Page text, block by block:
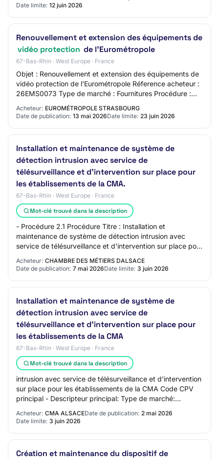
Date limite: 12 juin 2026
Renouvellement et extension des équipements de
vidéo protection de l'Eurométropole
67-Bas-Rhin · West Europe · France
Objet : Renouvellement et extension des équipements de
vidéo protection de l'Eurométropole Réference acheteur :
26EMS0073 Type de marché : Fournitures Procédure :
Procédure ouverte Code NUTS : FRF11…
Acheteur: EUROMÉTROPOLE STRASBOURG
Date de publication: 13 mai 2026Date limite: 23 juin 2026
Installation et maintenance de système de
détection intrusion avec service de
télésurveillance et d'intervention sur place pour
les établissements de la CMA.
67-Bas-Rhin · West Europe · France
Mot-clé trouvé dans la description
- Procédure 2.1 Procédure Titre : Installation et
maintenance de système de détection intrusion avec
service de télésurveillance et d'intervention sur place pour
les établissements de la CMA Descript…
Acheteur: CHAMBRE DES MÉTIERS DALSACE
Date de publication: 7 mai 2026Date limite: 3 juin 2026
Installation et maintenance de système de
détection intrusion avec service de
télésurveillance et d'intervention sur place pour
les établissements de la CMA
67-Bas-Rhin · West Europe · France
Mot-clé trouvé dans la description
intrusion avec service de télésurveillance et d'intervention
sur place pour les établissements de la CMA Code CPV
principal - Descripteur principal: Type de marché:
Acheteur: CMA ALSACEDate de publication: 2 mai 2026
Date limite: 3 juin 2026
Création et maintenance du dispositif de